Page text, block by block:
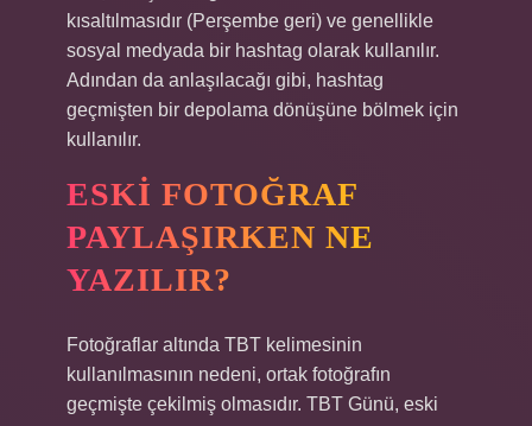
kısaltılmasıdır (Perşembe geri) ve genellikle
sosyal medyada bir hashtag olarak kullanılır.
Adından da anlaşılacağı gibi, hashtag
geçmişten bir depolama dönüşüne bölmek için
kullanılır.
ESKI FOTOĞRAF
PAYLAŞIRKEN NE
YAZILIR?
Fotoğraflar altında TBT kelimesinin
kullanılmasının nedeni, ortak fotoğrafın
geçmişte çekilmiş olmasıdır. TBT Günü, eski